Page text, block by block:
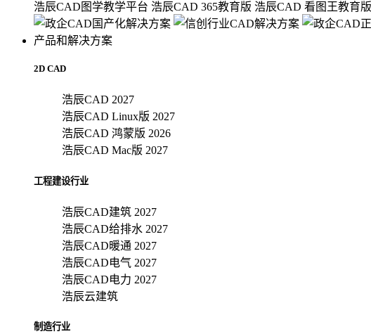
浩辰CAD图学教学平台 浩辰CAD 365教育版 浩辰CAD 看图王教育版
产品和解决方案
2D CAD
浩辰CAD 2027
浩辰CAD Linux版 2027
浩辰CAD 鸿蒙版 2026
浩辰CAD Mac版 2027
工程建设行业
浩辰CAD建筑 2027
浩辰CAD给排水 2027
浩辰CAD暖通 2027
浩辰CAD电气 2027
浩辰CAD电力 2027
浩辰云建筑
制造行业